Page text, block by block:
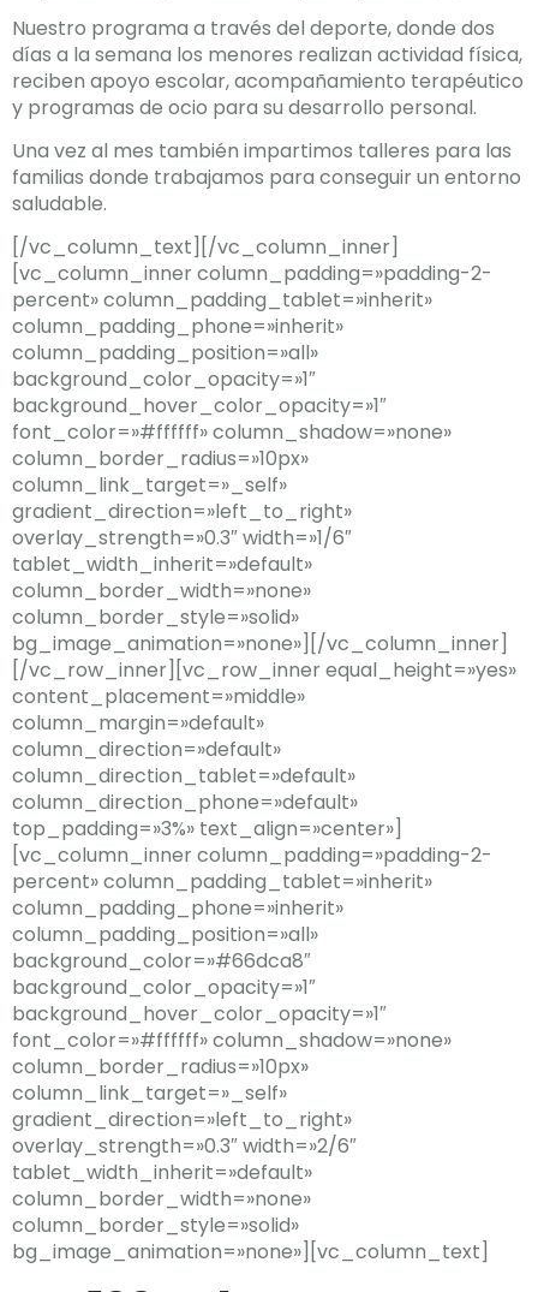
Nuestro programa a través del deporte, donde dos
días a la semana los menores realizan actividad física,
reciben apoyo escolar, acompañamiento terapéutico
y programas de ocio para su desarrollo personal.
Una vez al mes también impartimos talleres para las
familias donde trabajamos para conseguir un entorno
saludable.
[/vc_column_text][/vc_column_inner]
[vc_column_inner column_padding=»padding-2-
percent» column_padding_tablet=»inherit»
column_padding_phone=»inherit»
column_padding_position=»all»
background_color_opacity=»1″
background_hover_color_opacity=»1″
font_color=»#ffffff» column_shadow=»none»
column_border_radius=»10px»
column_link_target=»_self»
gradient_direction=»left_to_right»
overlay_strength=»0.3″ width=»1/6″
tablet_width_inherit=»default»
column_border_width=»none»
column_border_style=»solid»
bg_image_animation=»none»][/vc_column_inner]
[/vc_row_inner][vc_row_inner equal_height=»yes»
content_placement=»middle»
column_margin=»default»
column_direction=»default»
column_direction_tablet=»default»
column_direction_phone=»default»
top_padding=»3%» text_align=»center»]
[vc_column_inner column_padding=»padding-2-
percent» column_padding_tablet=»inherit»
column_padding_phone=»inherit»
column_padding_position=»all»
background_color=»#66dca8″
background_color_opacity=»1″
background_hover_color_opacity=»1″
font_color=»#ffffff» column_shadow=»none»
column_border_radius=»10px»
column_link_target=»_self»
gradient_direction=»left_to_right»
overlay_strength=»0.3″ width=»2/6″
tablet_width_inherit=»default»
column_border_width=»none»
column_border_style=»solid»
bg_image_animation=»none»][vc_column_text]